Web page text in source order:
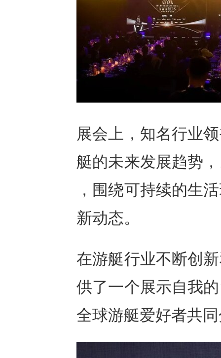
展会上，知名行业
艇的未来发展趋势
，围绕可持续的生
新动态。
在游艇行业不断创
供了一个展示自我
全球游艇爱好者共